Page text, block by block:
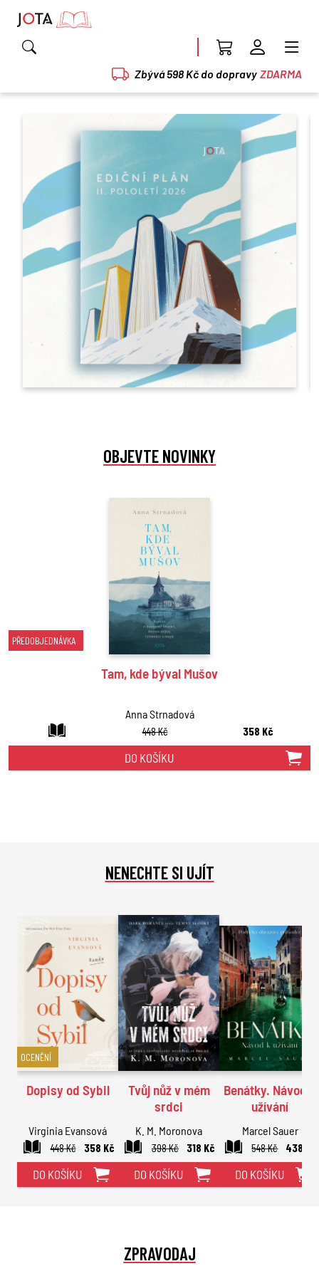
Zbývá 598 Kč do dopravy ZDARMA
OBJEVTE NOVINKY
PŘEDOBJEDNÁVKA
Tam, kde býval Mušov
Anna Strnadová
448 Kč
358 Kč
DO KOŠÍKU
NENECHTE SI UJÍT
OCENĚNÍ
Dopisy od Sybil
Virginia Evansová
448 Kč
358 Kč
DO KOŠÍKU
Tvůj nůž v mém
srdci
K. M. Moronova
398 Kč
318 Kč
DO KOŠÍKU
Benátky. Návod k
užívání
Marcel Sauer
548 Kč
438 Kč
DO KOŠÍKU
ZPRAVODAJ